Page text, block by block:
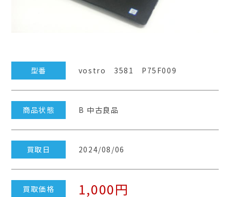
型番 vostro 3581 P75F009
商品状態 B 中古良品
買取日 2024/08/06
買取価格 1,000円